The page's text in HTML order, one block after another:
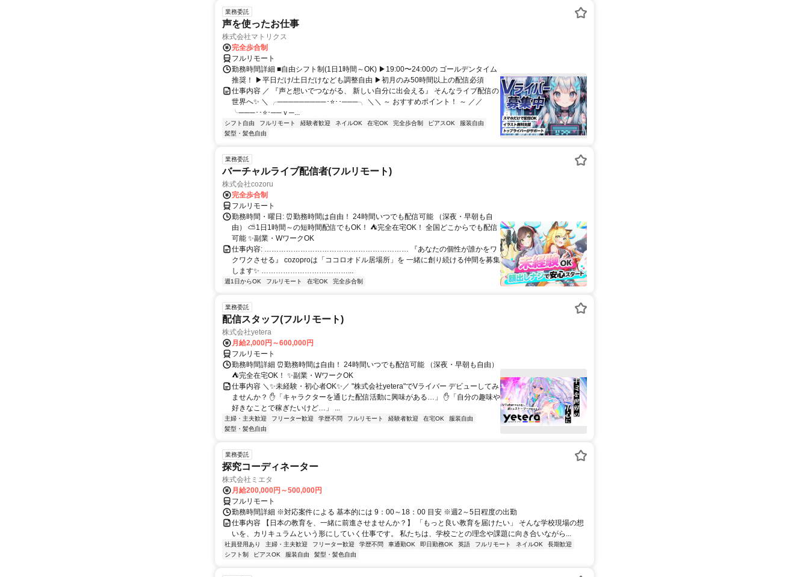
業務委託
声を使ったお仕事
株式会社マトリクス
完全歩合制
フルリモート
勤務時間詳細 ■自由シフト制(1日1時間～OK) ▶19:00〜24:00の ゴールデンタイム
推奨！ ▶平日だけ/土日だけなども調整自由 ▶初月のみ50時間以上の配信必須
仕事内容 ／ 『声と想いでつながる、 新しい自分に出会える』 そんなライブ配信の
世界へ✨ ＼ ╭─────────･⭐･･───╮ ＼＼ ～ おすすめポイント！ ～ ／／
╰───･･⭐･──ｖ─...
シフト自由 フルリモート 経験者歓迎 ネイルOK 在宅OK 完全歩合制 ピアスOK
服装自由
髪型・髪色自由
業務委託
バーチャルライブ配信者(フルリモート)
株式会社cozoru
完全歩合制
フルリモート
勤務時間・曜日: ⏰勤務時間は自由！ 24時間いつでも配信可能 （深夜・早朝も自
由） ⛅1日1時間～の短時間配信でもOK！ ⛺完全在宅OK！ 全国どこからでも配信
可能 ✨副業・WワークOK
仕事内容: …………………………………………………… 『あなたの個性が誰かをワ
クワクさせる』 cozoproは「ココロオドル居場所」を 一緒に創り続ける仲間を募集
します✨ ………………………………...
週1日からOK フルリモート 在宅OK 完全歩合制
業務委託
配信スタッフ(フルリモート)
株式会社yetera
月給2,000円～600,000円
フルリモート
勤務時間詳細 ⏰勤務時間は自由！ 24時間いつでも配信可能 （深夜・早朝も自由）
⛺完全在宅OK！ ✨副業・WワークOK
仕事内容 ＼✨未経験・初心者OK✨／ "株式会社yetera"でVライバー デビューしてみ
ませんか？ ✋「キャラクターを通じた配信活動に興味がある…」 ✋「自分の趣味や
好きなことで稼ぎたいけど…」 ...
主婦・主夫歓迎 フリーター歓迎 学歴不問 フルリモート 経験者歓迎 在宅OK
服装自由
髪型・髪色自由
業務委託
探究コーディネーター
株式会社ミエタ
月給200,000円～500,000円
フルリモート
勤務時間詳細 ※対応案件による 基本的には 9：00～18：00 目安 ※週2～5日程度の出勤
仕事内容 【日本の教育を、一緒に前進させませんか？】 「もっと良い教育を届けたい」 そんな学校現場の想
いを、カリキュラムという形にしていく仕事です。 私たちは、学校ごとの理念や課題に向き合いながら...
社員登用あり 主婦・主夫歓迎 フリーター歓迎 学歴不問 車通勤OK 即日勤務OK 英語 フルリモート ネイルOK
長期歓迎
シフト制
ピアスOK 服装自由 髪型・髪色自由